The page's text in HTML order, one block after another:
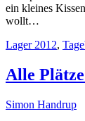
ein kleines
wollt…
Lager 2012,
Alle
Simon Handrup